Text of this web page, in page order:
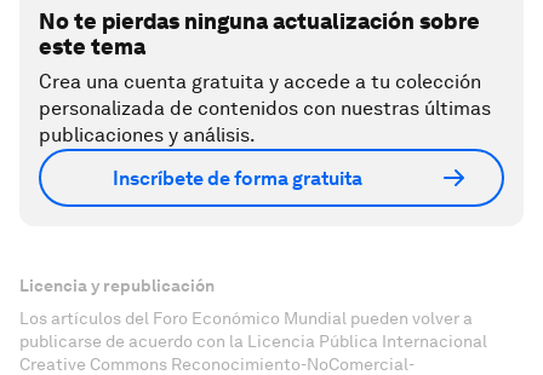
No te pierdas ninguna actualización sobre
este tema
Crea una cuenta gratuita y accede a tu colección
personalizada de contenidos con nuestras últimas
publicaciones y análisis.
Inscríbete de forma gratuita
Licencia y republicación
Los artículos del Foro Económico Mundial pueden volver a
publicarse de acuerdo con la Licencia Pública Internacional
Creative Commons Reconocimiento-NoComercial-